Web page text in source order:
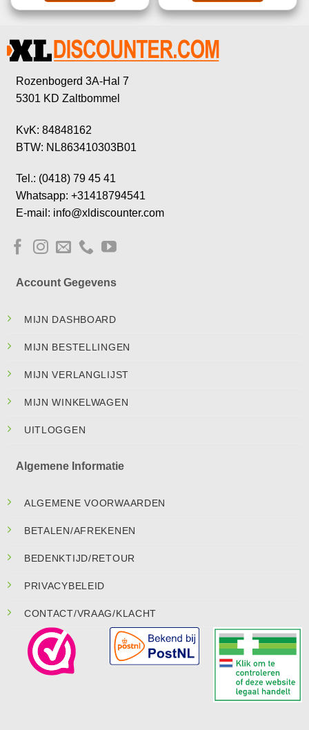
Rozenbogerd 3A-Hal 7
5301 KD Zaltbommel
KvK: 84848162
BTW: NL863410303B01
Tel.: (0418) 79 45 41
Whatsapp: +31418794541
E-mail: info@xldiscounter.com
Account Gegevens
MIJN DASHBOARD
MIJN BESTELLINGEN
MIJN VERLANGLIJST
MIJN WINKELWAGEN
UITLOGGEN
Algemene Informatie
ALGEMENE VOORWAARDEN
BETALEN/AFREKENEN
BEDENKTIJD/RETOUR
PRIVACYBELEID
CONTACT/VRAAG/KLACHT